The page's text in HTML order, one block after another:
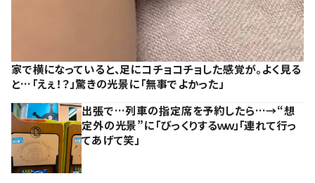
家で横になっていると、足にコチョコチョした感覚が。よく見る
と…「えぇ！？」驚きの光景に「無事でよかった」
出張で…列車の指定席を予約したら…→“想
定外の光景”に「びっくりするｗｗ」「連れて行っ
てあげて笑」